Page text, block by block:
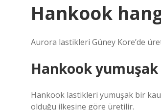
Hankook
Aurora lastikleri Güney Kore’de
Hankook
Hankook lastikleri yumuşak bir
olduğu ilkesine göre üretilir.